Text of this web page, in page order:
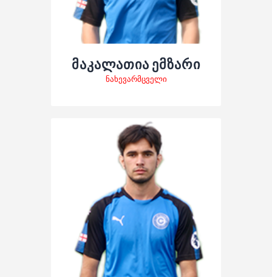
გალერეა
მაკალათია ემზარი
ნახევარმცველი